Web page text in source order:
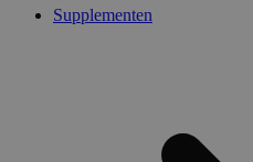
Supplementen